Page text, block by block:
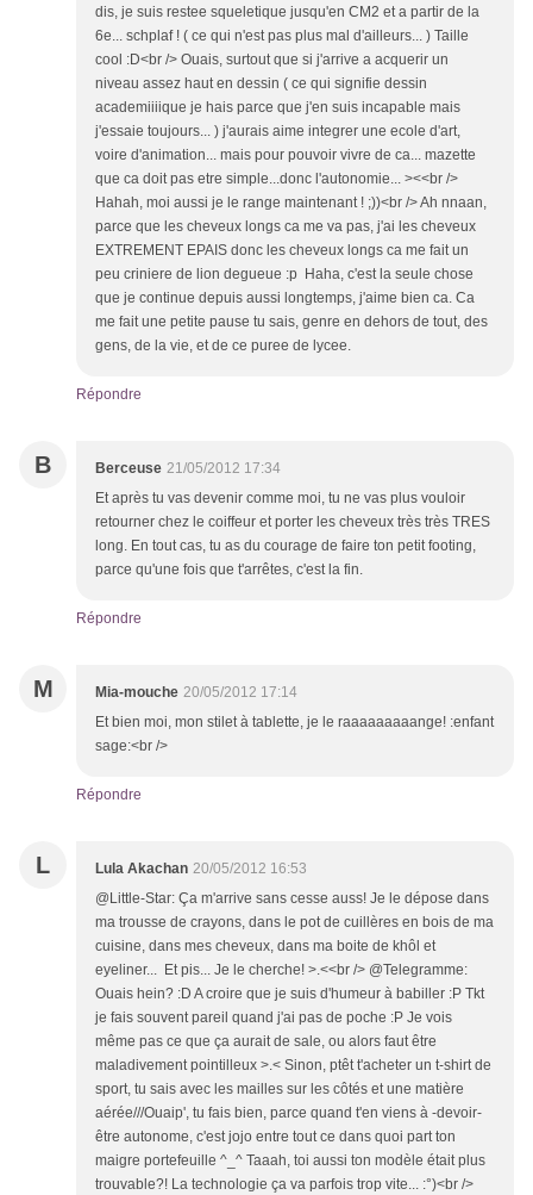
dis, je suis restee squeletique jusqu'en CM2 et a partir de la
6e... schplaf ! ( ce qui n'est pas plus mal d'ailleurs... ) Taille
cool :D<br /> Ouais, surtout que si j'arrive a acquerir un
niveau assez haut en dessin ( ce qui signifie dessin
academiiiique je hais parce que j'en suis incapable mais
j'essaie toujours... ) j'aurais aime integrer une ecole d'art,
voire d'animation... mais pour pouvoir vivre de ca... mazette
que ca doit pas etre simple...donc l'autonomie... ><<br />
Hahah, moi aussi je le range maintenant ! ;))<br /> Ah nnaan,
parce que les cheveux longs ca me va pas, j'ai les cheveux
EXTREMENT EPAIS donc les cheveux longs ca me fait un
peu criniere de lion degueue :p Haha, c'est la seule chose
que je continue depuis aussi longtemps, j'aime bien ca. Ca
me fait une petite pause tu sais, genre en dehors de tout, des
gens, de la vie, et de ce puree de lycee.
Répondre
B Berceuse 21/05/2012 17:34
Et après tu vas devenir comme moi, tu ne vas plus vouloir
retourner chez le coiffeur et porter les cheveux très très TRES
long. En tout cas, tu as du courage de faire ton petit footing,
parce qu'une fois que t'arrêtes, c'est la fin.
Répondre
M Mia-mouche 20/05/2012 17:14
Et bien moi, mon stilet à tablette, je le raaaaaaaaange! :enfant
sage:<br />
Répondre
L Lula Akachan 20/05/2012 16:53
@Little-Star: Ça m'arrive sans cesse auss! Je le dépose dans
ma trousse de crayons, dans le pot de cuillères en bois de ma
cuisine, dans mes cheveux, dans ma boite de khôl et
eyeliner... Et pis... Je le cherche! >.<<br /> @Telegramme:
Ouais hein? :D A croire que je suis d'humeur à babiller :P Tkt
je fais souvent pareil quand j'ai pas de poche :P Je vois
même pas ce que ça aurait de sale, ou alors faut être
maladivement pointilleux >.< Sinon, ptêt t'acheter un t-shirt de
sport, tu sais avec les mailles sur les côtés et une matière
aérée///Ouaip', tu fais bien, parce quand t'en viens à -devoir-
être autonome, c'est jojo entre tout ce dans quoi part ton
maigre portefeuille ^_^ Taaah, toi aussi ton modèle était plus
trouvable?! La technologie ça va parfois trop vite... :°)<br />